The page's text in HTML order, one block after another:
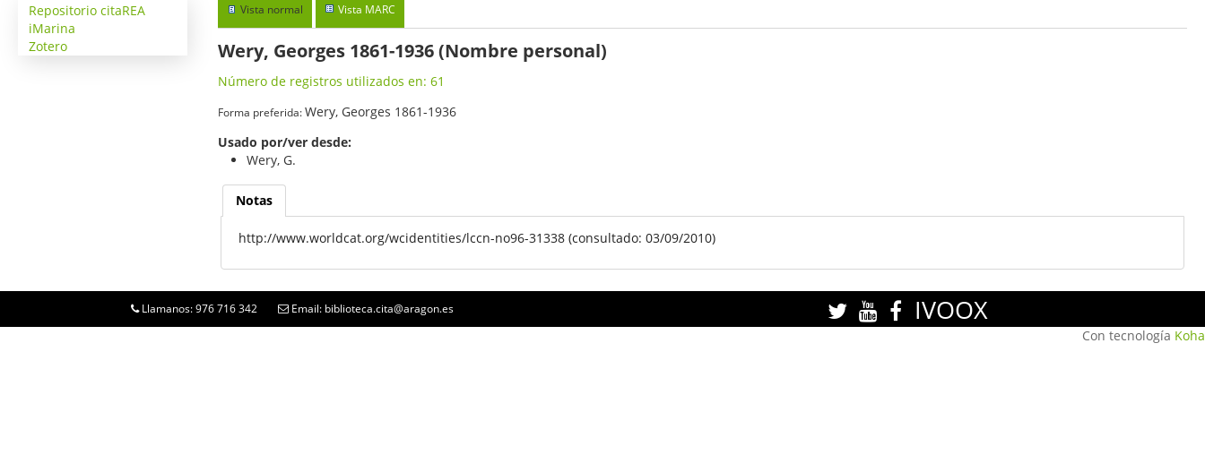
Repositorio citaREA
iMarina
Zotero
Vista normal Vista MARC
Wery, Georges 1861-1936 (Nombre personal)
Número de registros utilizados en: 61
Forma preferida:Wery, Georges 1861-1936
Usado por/ver desde:
Wery, G.
Notas
http://www.worldcat.org/wcidentities/lccn-no96-31338 (consultado: 03/09/2010)
Llamanos: 976 716 342 Email: biblioteca.cita@aragon.es IVOOX
Con tecnología Koha